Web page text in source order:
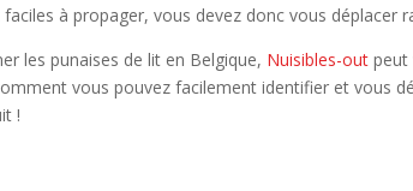
à propager, vous devez donc vous déplacer
les punaises de lit en Belgique, Nuisibles-out peut
vous pouvez facilement identifier et vous
!